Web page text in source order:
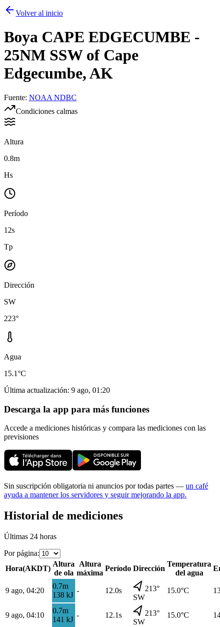
Volver al inicio
Boya CAPE EDGECUMBE -
25NM SSW of Cape
Edgecumbe, AK
Fuente: NOAA NDBC
Condiciones calmas
Altura
0.8m
Hs
Período
12s
Tp
Dirección
SW
223°
Agua
15.1°C
Última actualización: 9 ago, 01:20
Descarga la app para más funciones
Accede a mediciones históricas y compara las mediciones con las
previsiones
Sin suscripción obligatoria ni anuncios por todas partes — un café
ayuda a mantener los servidores y seguir mejorando la app.
Historial de mediciones
Últimas 24 horas
Por página:
Hora(AKDT)
Altura
de ola
Altura
máxima
Período Dirección
Temperatura
del agua
9 ago, 04:20
0.7m
138 kJ
- 12.0s 213°
SW
15.0°C
9 ago, 04:10
0.7m
141 kJ
- 12.1s 213°
SW
15.0°C